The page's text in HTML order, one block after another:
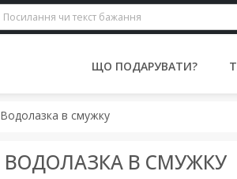
ЩО ПОДАРУВАТИ?
Водолазка в смужку
ВОДОЛАЗКА В СМУЖКУ